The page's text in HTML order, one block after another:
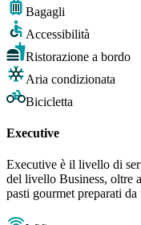
Bagagli
Accessibilità
Ristorazione a bordo
Aria condizionata
Bicicletta
Executive
Executive è il livello di
del livello Business, oltre
pasti gourmet preparati